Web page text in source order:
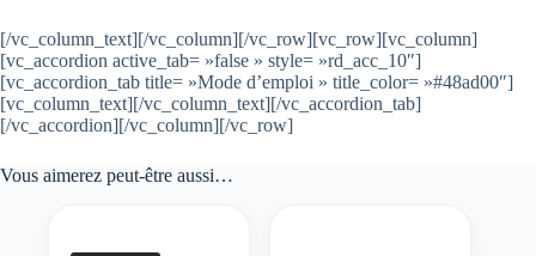
[/vc_column_text][/vc_column][/vc_row][vc_row][vc_column]
[vc_accordion active_tab= »false » style= »rd_acc_10″]
[vc_accordion_tab title= »Mode d’emploi » title_color= »#48ad00″]
[vc_column_text][/vc_column_text][/vc_accordion_tab]
[/vc_accordion][/vc_column][/vc_row]
Vous aimerez peut-être aussi…